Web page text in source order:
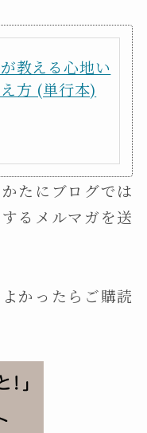
教える心地い
方 (単行本)
たにブログでは
るメルマガを送
かったらご購読